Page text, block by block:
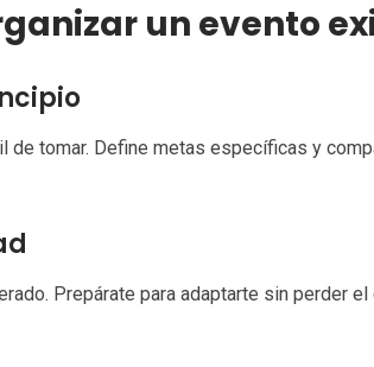
un evento
tomar. Define metas específicas y
Prepárate para adaptarte sin perder el